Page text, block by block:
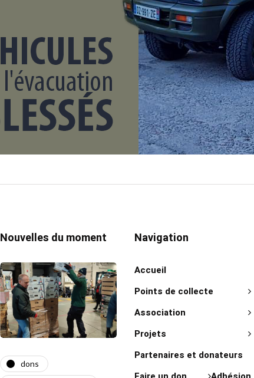
Nouvelles du moment
dons
Navigation
Accueil
Points de collecte
Association
Projets
Partenaires et donateurs